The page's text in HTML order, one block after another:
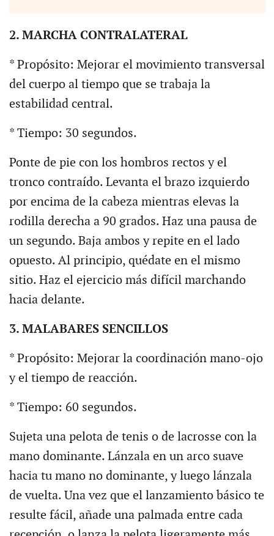
2. MARCHA CONTRALATERAL
* Propósito: Mejorar el movimiento transversal
del cuerpo al tiempo que se trabaja la
estabilidad central.
* Tiempo: 30 segundos.
Ponte de pie con los hombros rectos y el
tronco contraído. Levanta el brazo izquierdo
por encima de la cabeza mientras elevas la
rodilla derecha a 90 grados. Haz una pausa de
un segundo. Baja ambos y repite en el lado
opuesto. Al principio, quédate en el mismo
sitio. Haz el ejercicio más difícil marchando
hacia delante.
3. MALABARES SENCILLOS
* Propósito: Mejorar la coordinación mano-ojo
y el tiempo de reacción.
* Tiempo: 60 segundos.
Sujeta una pelota de tenis o de lacrosse con la
mano dominante. Lánzala en un arco suave
hacia tu mano no dominante, y luego lánzala
de vuelta. Una vez que el lanzamiento básico te
resulte fácil, añade una palmada entre cada